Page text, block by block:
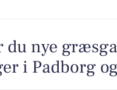
du nye
i Padborg